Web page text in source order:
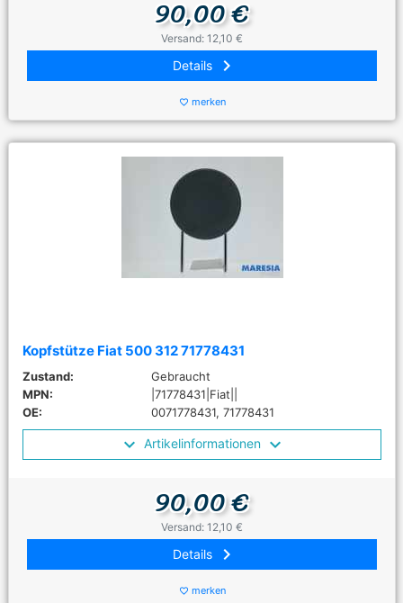
90,00 €
Versand: 12,10 €
Details keyboard_arrow_right
favorite_border merken
Kopfstütze Fiat 500 312 71778431
Zustand:
Gebraucht
MPN:
|71778431|Fiat||
OE:
0071778431, 71778431
Artikelinformationen
90,00 €
Versand: 12,10 €
Details keyboard_arrow_right
favorite_border merken